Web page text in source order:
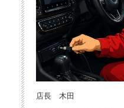
店長 木田